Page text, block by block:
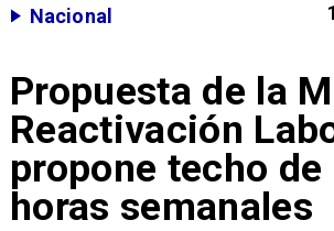
Nacional
Propuesta de la
Reactivación
propone techo de
horas semanales